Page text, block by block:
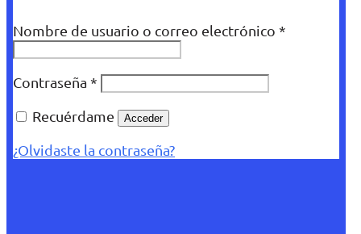
Nombre de usuario o correo electrónico *
Contraseña *
Recuérdame
Acceder
¿Olvidaste la contraseña?